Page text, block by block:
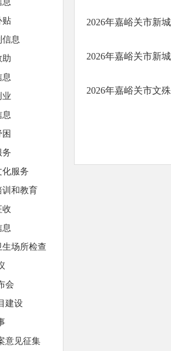
贴
息
助
业
务
化服务
训和教育
收
息
生场所检查
会
建设
意见征集
2026年嘉峪关市新
2026年嘉峪关市新
2026年嘉峪关市文